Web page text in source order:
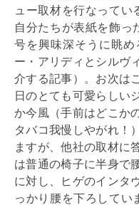
ュー取材を行なってい
自分たちが表紙を飾っ
号を興味深そうに眺
ー・アリディとシルヴ
介する記事）。お次は
日のとても可愛らしい
か今風（手前はどこか
タバコ我慢しやがれ！
ますが、他社の取材に
は普通の椅子に半身で
に対し、ヒゲのインタ
っかり腰を下ろしてい